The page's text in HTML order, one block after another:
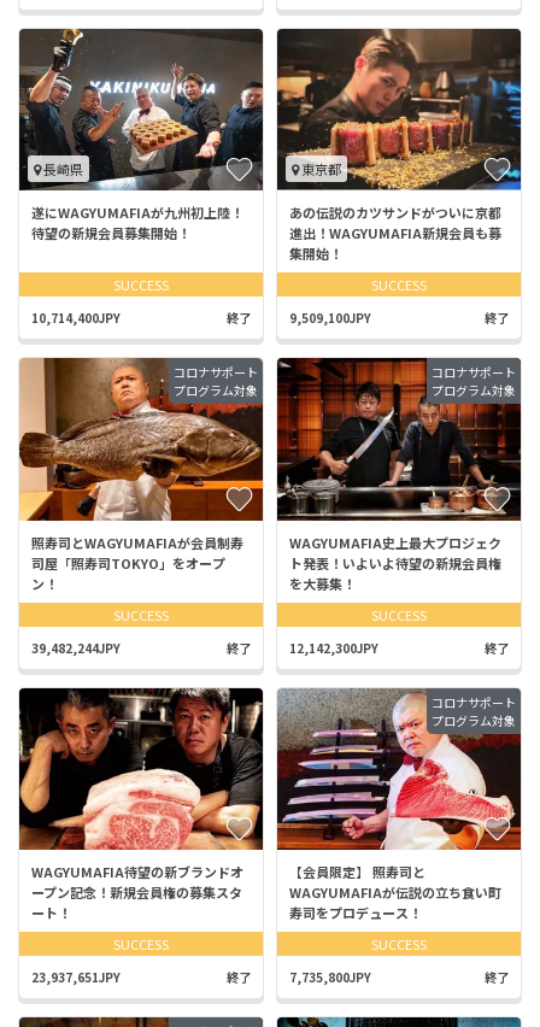
長崎県
遂にWAGYUMAFIAが九州初上陸！
待望の新規会員募集開始！
SUCCESS
10,714,400JPY 終了
東京都
あの伝説のカツサンドがついに京都
進出！WAGYUMAFIA新規会員も募
集開始！
SUCCESS
9,509,100JPY 終了
コロナサポート
プログラム対象
照寿司とWAGYUMAFIAが会員制寿
司屋「照寿司TOKYO」をオープ
ン！
SUCCESS
39,482,244JPY 終了
コロナサポート
プログラム対象
WAGYUMAFIA史上最大プロジェク
ト発表！いよいよ待望の新規会員権
を大募集！
SUCCESS
12,142,300JPY 終了
WAGYUMAFIA待望の新ブランドオ
ープン記念！新規会員権の募集スタ
ート！
SUCCESS
23,937,651JPY 終了
コロナサポート
プログラム対象
【会員限定】 照寿司と
WAGYUMAFIAが伝説の立ち食い町
寿司をプロデュース！
SUCCESS
7,735,800JPY 終了